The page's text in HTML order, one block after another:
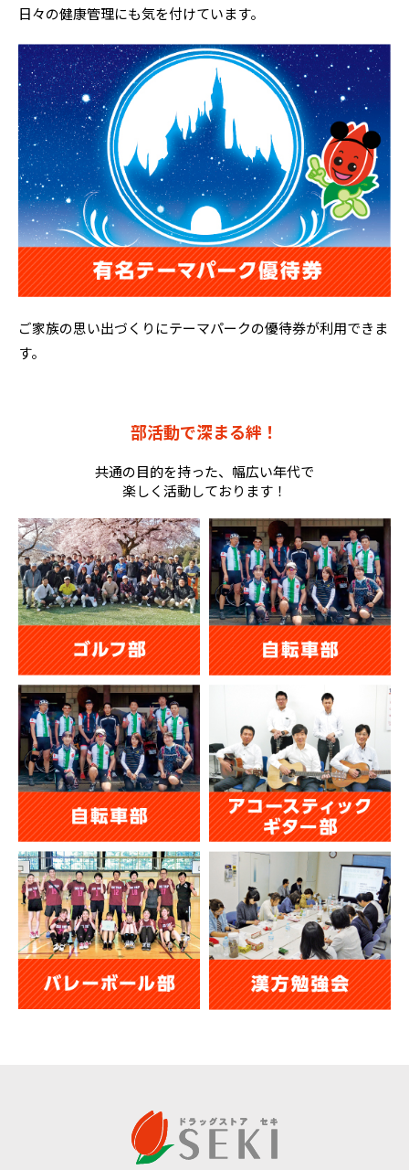
日々の健康管理にも気を付けています。
ご家族の思い出づくりにテーマパークの優待券が利用できま
す。
部活動で深まる絆！
共通の目的を持った、幅広い年代で
楽しく活動しております！